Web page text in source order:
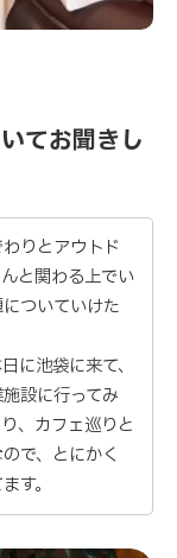
てお聞きし
りとアウトド
と関わる上でい
ついていけた
に池袋に来て、
設に行ってみ
、カフェ巡りと
で、とにかく
す。